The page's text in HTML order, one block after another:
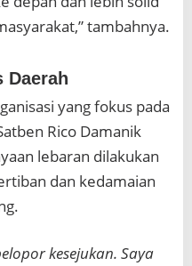
tambahnya.
Daerah
yang fokus pada
Rico Damanik
lebaran dilakukan
dan kedamaian
kesejukan. Saya